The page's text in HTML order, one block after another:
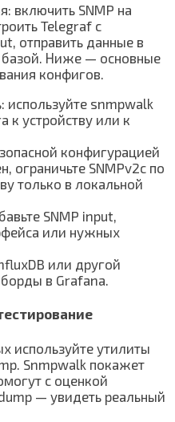
включить SNMP на
Telegraf с
отправить данные в
базой. Ниже — основные
конфигов.
используйте snmpwalk
к устройству или к
конфигурацией
ограничьте SNMPv2c по
только в локальной
SNMP input,
или нужных
или другой
в Grafana.
используйте утилиты
Snmpwalk покажет
с оценкой
— увидеть реальный